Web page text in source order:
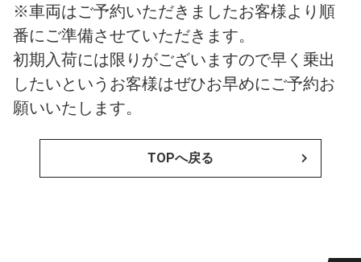
※車両はご予約いただきましたお客様より順
番にご準備させていただきます。
初期入荷には限りがございますので早く乗出
したいというお客様はぜひお早めにご予約お
願いいたします。
TOPへ戻る